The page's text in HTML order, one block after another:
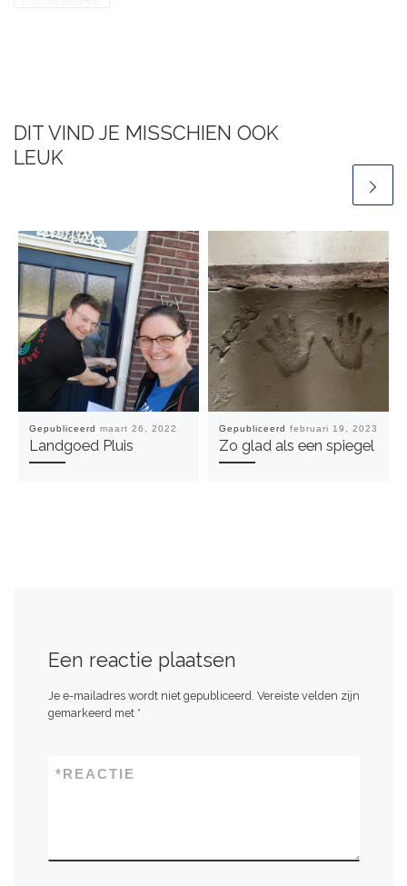
DIT VIND JE MISSCHIEN OOK
LEUK
Gepubliceerd maart 26, 2022
Landgoed Pluis
Gepubliceerd februari 19, 2023
Zo glad als een spiegel
Een reactie plaatsen
Je e-mailadres wordt niet gepubliceerd. Vereiste velden zijn
gemarkeerd met *
REACTIE
*